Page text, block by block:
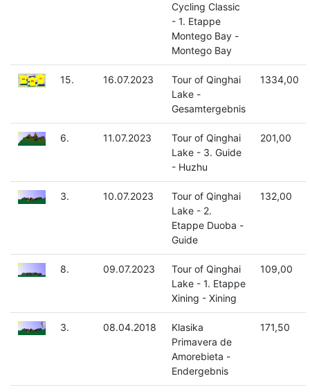
Cycling Classic
- 1. Etappe
Montego Bay -
Montego Bay
15. 16.07.2023
Tour of Qinghai
Lake -
Gesamtergebnis
1334,00
6. 11.07.2023
Tour of Qinghai
Lake - 3. Guide
- Huzhu
201,00
3. 10.07.2023
Tour of Qinghai
Lake - 2.
Etappe Duoba -
Guide
132,00
8. 09.07.2023
Tour of Qinghai
Lake - 1. Etappe
Xining - Xining
109,00
3. 08.04.2018
Klasika
Primavera de
Amorebieta -
Endergebnis
171,50